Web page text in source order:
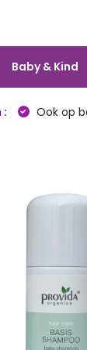
Baby & Kind
: Ook op